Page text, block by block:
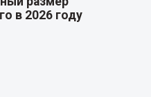
в 2026 году